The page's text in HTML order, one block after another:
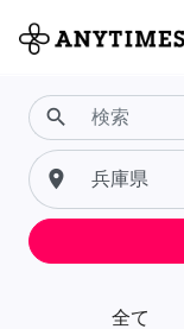
全て
search
place